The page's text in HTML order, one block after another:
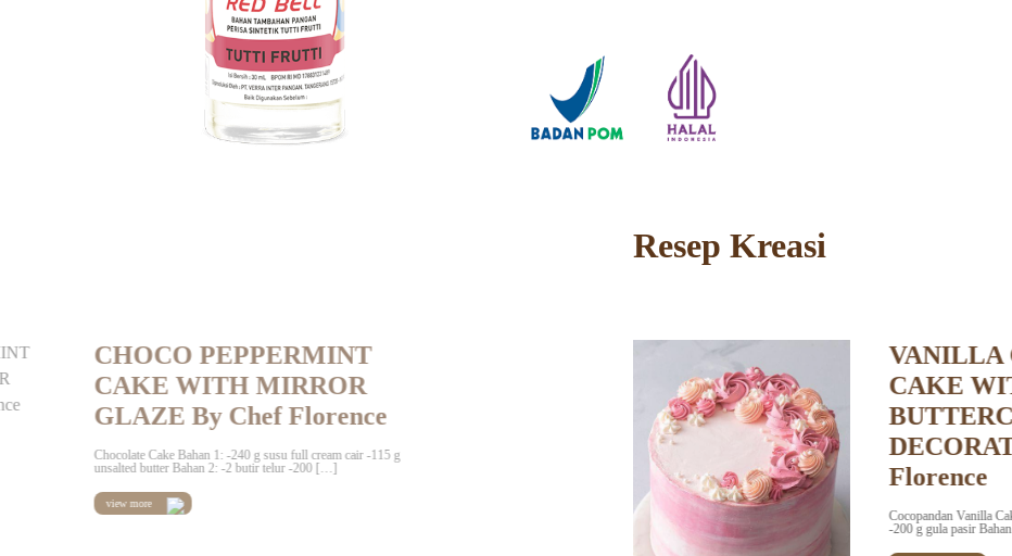
Resep Kreasi
PEPPERMINT
MIRROR
Chef Florence
1: -240 g susu full cream cair -115 g
2: -2 butir telur -200 […]
VANILLA COCOPANDAN
CAKE WITH
BUTTERCREAM
DECORATION By Chef
Florence
Cocopandan Vanilla Cake Bahan 1: -240 g unsalted butter
-200 g gula pasir Bahan 2: -4 butir telur -⅕ sdt […]